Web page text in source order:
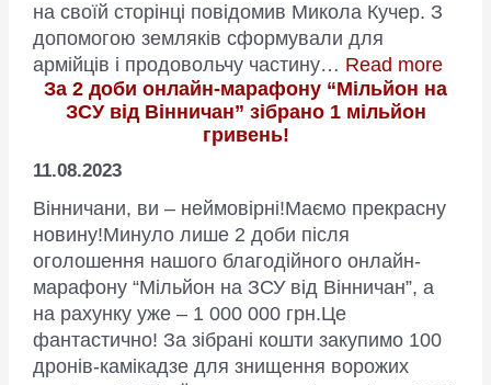
на своїй сторінці повідомив Микола Кучер. З
допомогою земляків сформували для
армійців і продовольчу частину… Read more:
“Ми
За 2 доби онлайн-марафону “Мільйон на
ЗСУ від Вінничан” зібрано 1 мільйон
гривень!
11.08.2023
Вінничани, ви – неймовірні!Маємо прекрасну
новину!Минуло лише 2 доби після
оголошення нашого благодійного онлайн-
марафону “Мільйон на ЗСУ від Вінничан”, а
на рахунку уже – 1 000 000 грн.Це
фантастично! За зібрані кошти закупимо 100
дронів-камікадзе для знищення ворожих